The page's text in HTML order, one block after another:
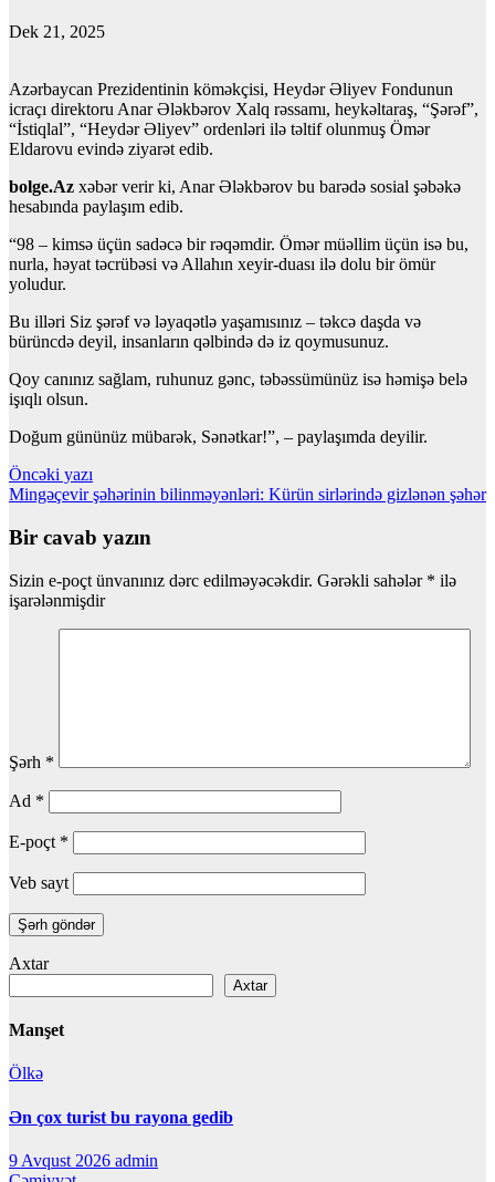
Dek 21, 2025
Azərbaycan Prezidentinin köməkçisi, Heydər Əliyev Fondunun
icraçı direktoru Anar Ələkbərov Xalq rəssamı, heykəltaraş, “Şərəf”,
“İstiqlal”, “Heydər Əliyev” ordenləri ilə təltif olunmuş Ömər
Eldarovu evində ziyarət edib.
bolge.Az xəbər verir ki, Anar Ələkbərov bu barədə sosial şəbəkə
hesabında paylaşım edib.
“98 – kimsə üçün sadəcə bir rəqəmdir. Ömər müəllim üçün isə bu,
nurla, həyat təcrübəsi və Allahın xeyir-duası ilə dolu bir ömür
yoludur.
Bu illəri Siz şərəf və ləyaqətlə yaşamısınız – təkcə daşda və
bürüncdə deyil, insanların qəlbində də iz qoymusunuz.
Qoy canınız sağlam, ruhunuz gənc, təbəssümünüz isə həmişə belə
işıqlı olsun.
Doğum gününüz mübarək, Sənətkar!”, – paylaşımda deyilir.
Yazı
naviqasiyası
Öncəki yazı
Mingəçevir şəhərinin bilinməyənləri: Kürün sirlərində gizlənən şəhər
Bir cavab yazın
Sizin e-poçt ünvanınız dərc edilməyəcəkdir. Gərəkli sahələr * ilə
işarələnmişdir
Şərh *
Ad *
E-poçt *
Veb sayt
Axtar
Axtar
Manşet
Ölkə
Ən çox turist bu rayona gedib
9 Avqust 2026 admin